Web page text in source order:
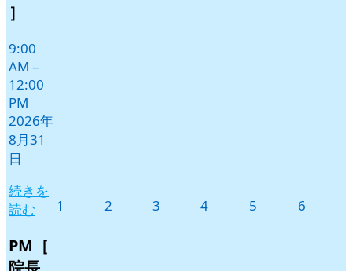
日
］
9:00
AM –
12:00
PM
2026年
8月31
日
続きを
読む
PM［
1 2 3 42026
5 6